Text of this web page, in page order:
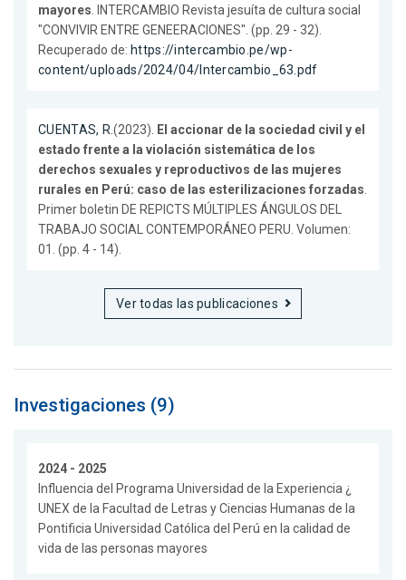
mayores. INTERCAMBIO Revista jesuíta de cultura social
"CONVIVIR ENTRE GENEERACIONES". (pp. 29 - 32).
Recuperado de: https://intercambio.pe/wp-
content/uploads/2024/04/Intercambio_63.pdf
CUENTAS, R.(2023). El accionar de la sociedad civil y el
estado frente a la violación sistemática de los
derechos sexuales y reproductivos de las mujeres
rurales en Perú: caso de las esterilizaciones forzadas.
Primer boletin DE REPICTS MÚLTIPLES ÁNGULOS DEL
TRABAJO SOCIAL CONTEMPORÁNEO PERU. Volumen:
01. (pp. 4 - 14).
Ver todas las publicaciones
Investigaciones (9)
2024 - 2025
Influencia del Programa Universidad de la Experiencia ¿
UNEX de la Facultad de Letras y Ciencias Humanas de la
Pontificia Universidad Católica del Perú en la calidad de
vida de las personas mayores